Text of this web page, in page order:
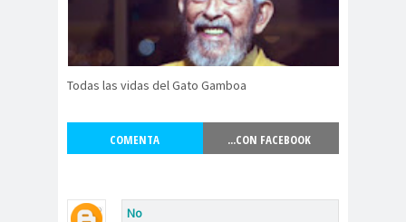
aprueb
o
Araucaní
a
Arco de
Triunfo
argentin
a
Arica
Parinacota
asamble
Asamblea
Asamblea
Todas las vidas del Gato Gamboa
COMENTA ...CON FACEBOOK
No